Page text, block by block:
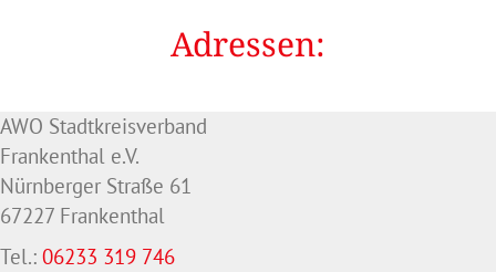
Adressen:
AWO Stadtkreisverband
Frankenthal e.V.
Nürnberger Straße 61
67227 Frankenthal
Tel.: 06233 319 746